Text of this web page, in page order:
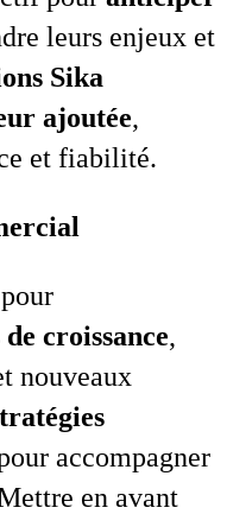
leurs enjeux et
Sika
ajoutée,
et fiabilité.
croissance,
nouveaux
accompagner
en avant